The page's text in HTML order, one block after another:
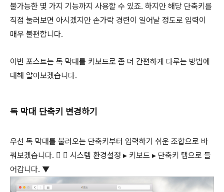
불가능한 몇 가지 기능까지 사용할 수 있죠. 하지만 해당 단축키를
직접 눌러보면 아시겠지만 손가락 경련이 일어날 정도로 입력이
매우 불편합니다.
이번 포스트는 독 막대를 키보드로 좀 더 간편하게 다루는 방법에
대해 알아보겠습니다.
독 막대 단축키 변경하기
우선 독 막대를 불러오는 단축키부터 입력하기 쉬운 조합으로 바
꿔보겠습니다.  ▸ 시스템 환경설정 ▸ 키보드 ▸ 단축키 탭으로 들
어갑니다. ▼